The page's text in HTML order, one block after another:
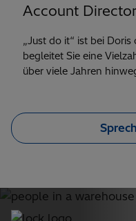
Account Director
„Just do it“ ist bei
begleitet Sie eine
über viele Jahren